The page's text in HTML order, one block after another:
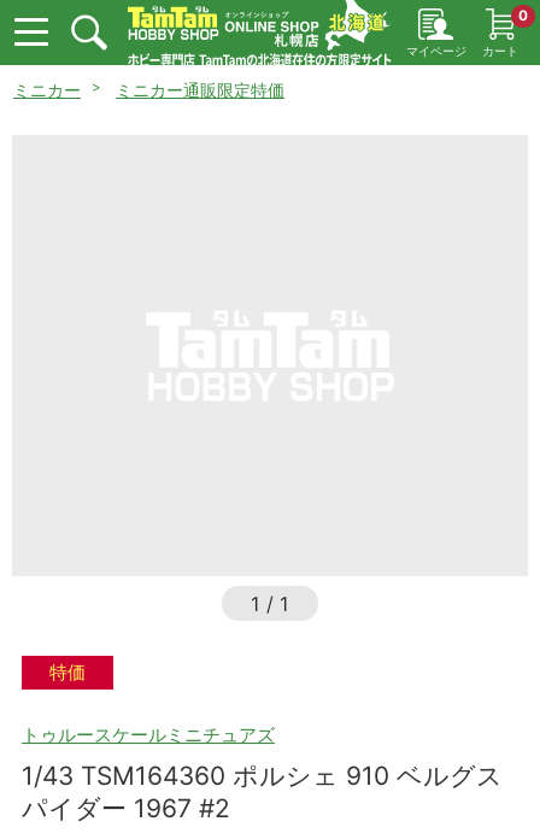
マイページ カート
0
ミニカー ミニカー通販限定特価
1 / 1
特価
トゥルースケールミニチュアズ
1/43 TSM164360 ポルシェ 910 ベルグス
パイダー 1967 #2